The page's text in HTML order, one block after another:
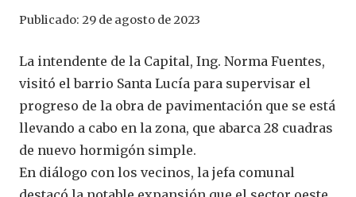
Publicado: 29 de agosto de 2023
La intendente de la Capital, Ing. Norma Fuentes,
visitó el barrio Santa Lucía para supervisar el
progreso de la obra de pavimentación que se está
llevando a cabo en la zona, que abarca 28 cuadras
de nuevo hormigón simple.
En diálogo con los vecinos, la jefa comunal